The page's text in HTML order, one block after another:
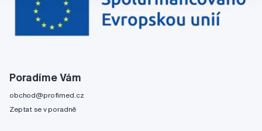
Poradíme Vám
obchod@profimed.cz
Zeptat se v poradně